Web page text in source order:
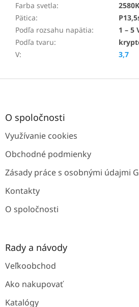
Farba svetla:
2580K
Pätica:
Podľa rozsahu napätia:
1 – 5
Podľa tvaru:
V: 3,7
Z
O spoločnosti
Využívanie cookies
Obchodné podmienky
Zásady práce s osobnými údajmi
Kontakty
O spoločnosti
Rady a návody
Veľkoobchod
Ako nakupovať
Katalógy